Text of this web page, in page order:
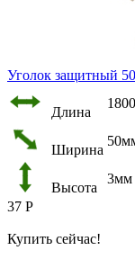
Уголок защитный
Длина
Ширина
Высота
3мм
37 Р
Купить сейчас!